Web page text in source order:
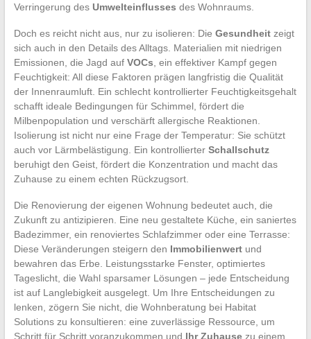
Verringerung des Umwelteinflusses des Wohnraums.
Doch es reicht nicht aus, nur zu isolieren: Die Gesundheitzeigt
sich auch in den Details des Alltags. Materialien mit niedrigen
Emissionen, die Jagd auf VOCs , ein effektiver Kampf gegen
Feuchtigkeit: All diese Faktoren prägen langfristig die Qualität
der Innenraumluft. Ein schlecht kontrollierter Feuchtigkeitsgehalt
schafft ideale Bedingungen für Schimmel, fördert die
Milbenpopulation und verschärft allergische Reaktionen.
Isolierung ist nicht nur eine Frage der Temperatur: Sie schützt
auch vor Lärmbelästigung. Ein kontrollierter Schallschutz
beruhigt den Geist, fördert die Konzentration und macht das
Zuhause zu einem echten Rückzugsort.
Die Renovierung der eigenen Wohnung bedeutet auch, die
Zukunft zu antizipieren. Eine neu gestaltete Küche, ein saniertes
Badezimmer, ein renoviertes Schlafzimmer oder eine Terrasse:
Diese Veränderungen steigern den Immobilienwertund
bewahren das Erbe. Leistungsstarke Fenster, optimiertes
Tageslicht, die Wahl sparsamer Lösungen – jede Entscheidung
ist auf Langlebigkeit ausgelegt. Um Ihre Entscheidungen zu
lenken, zögern Sie nicht, die Wohnberatung bei Habitat
Solutions zu konsultieren: eine zuverlässige Ressource, um
Schritt für Schritt voranzukommen und Ihr Zuhausezu einem